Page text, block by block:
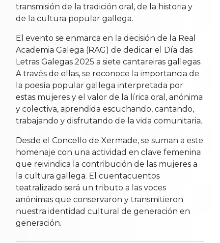
transmisión de la tradición oral, de la historia y
de la cultura popular gallega.
El evento se enmarca en la decisión de la Real
Academia Galega (RAG) de dedicar el Día das
Letras Galegas 2025 a siete cantareiras gallegas.
A través de ellas, se reconoce la importancia de
la poesía popular gallega interpretada por
estas mujeres y el valor de la lírica oral, anónima
y colectiva, aprendida escuchando, cantando,
trabajando y disfrutando de la vida comunitaria.
Desde el Concello de Xermade, se suman a este
homenaje con una actividad en clave femenina
que reivindica la contribución de las mujeres a
la cultura gallega. El cuentacuentos
teatralizado será un tributo a las voces
anónimas que conservaron y transmitieron
nuestra identidad cultural de generación en
generación.